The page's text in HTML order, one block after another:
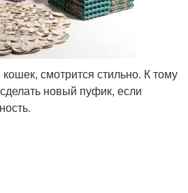
смотрится стильно. К тому
новый пуфик, если